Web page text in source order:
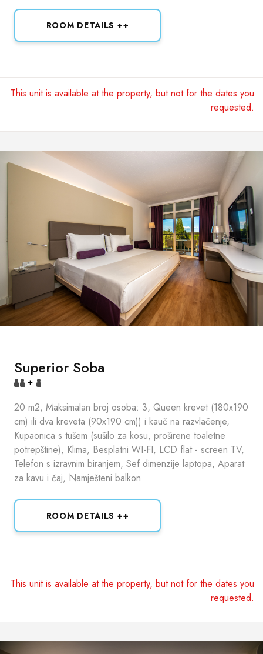
ROOM DETAILS ++
This unit is available at the property, but not for the dates you
requested.
Superior Soba
+
20 m2, Maksimalan broj osoba: 3, Queen krevet (180x190
cm) ili dva kreveta (90x190 cm)) i kauč na razvlačenje,
Kupaonica s tušem (sušilo za kosu, proširene toaletne
potrepštine), Klima, Besplatni WI-FI, LCD flat - screen TV,
Telefon s izravnim biranjem, Sef dimenzije laptopa, Aparat
za kavu i čaj, Namješteni balkon
ROOM DETAILS ++
This unit is available at the property, but not for the dates you
requested.